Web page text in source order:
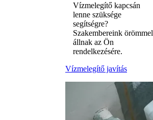
Vízmelegítő kapcsán
lenne szüksége
segítségre?
Szakembereink örömmel
állnak az Ön
rendelkezésére.
Vízmelegítő javítás